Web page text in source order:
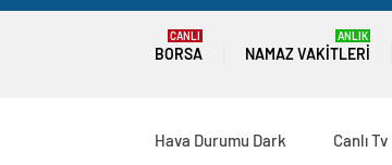
BORSA
CANLI
NAMAZ VAKITLERI
ANLIK
Hava Durumu Dark
Canlı